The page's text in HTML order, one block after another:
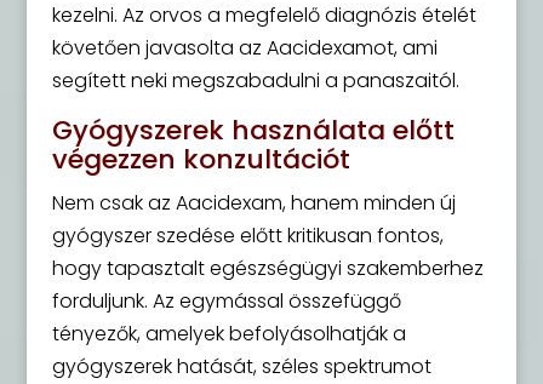
kezelni. Az orvos a megfelelő diagnózis ételét
követően javasolta az Aacidexamot, ami
segített neki megszabadulni a panaszaitól.
Gyógyszerek használata előtt
végezzen konzultációt
Nem csak az Aacidexam, hanem minden új
gyógyszer szedése előtt kritikusan fontos,
hogy tapasztalt egészségügyi szakemberhez
forduljunk. Az egymással összefüggő
tényezők, amelyek befolyásolhatják a
gyógyszerek hatását, széles spektrumot